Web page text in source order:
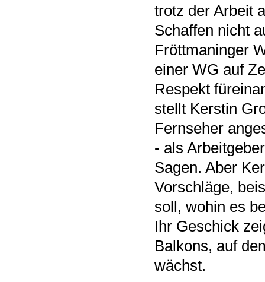
trotz der Arbeit
Schaffen nicht
Fröttmaninger
einer WG auf
Respekt
stellt Kerstin
Fernseher
- als
Sagen. Aber
Vorschläge,
soll, wohin es
Ihr Geschick
Balkons, auf
wächst.